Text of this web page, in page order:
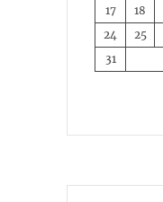
17
18
24
25
31